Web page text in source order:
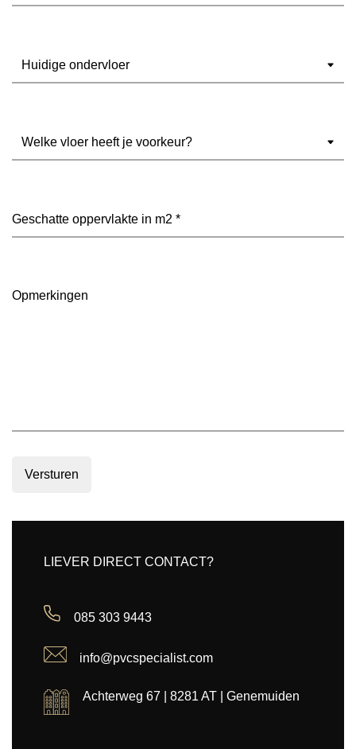
Opmerkingen
Versturen
LIEVER DIRECT CONTACT?
085 303 9443
info@pvcspecialist.com
Achterweg 67 | 8281 AT | Genemuiden